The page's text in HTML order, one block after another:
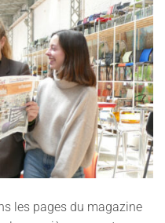
les pages du magazine